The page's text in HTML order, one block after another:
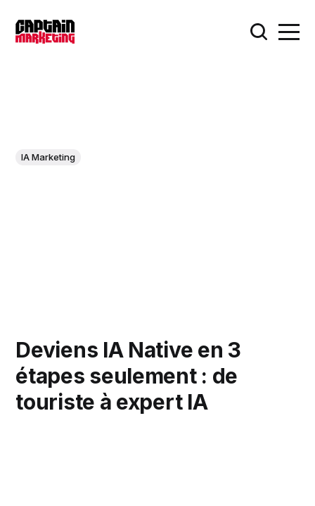
IA Marketing
Deviens IA Native en 3
étapes seulement : de
touriste à expert IA